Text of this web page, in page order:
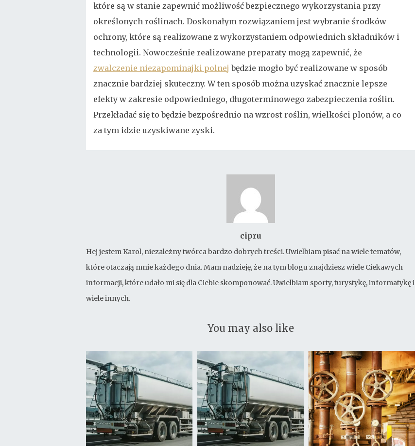
które są w stanie zapewnić możliwość bezpiecznego wykorzystania przy
określonych roślinach. Doskonałym rozwiązaniem jest wybranie środków
ochrony, które są realizowane z wykorzystaniem odpowiednich składników i
technologii. Nowocześnie realizowane preparaty mogą zapewnić, że
zwalczenie niezapominajki polnej będzie mogło być realizowane w sposób
znacznie bardziej skuteczny. W ten sposób można uzyskać znacznie lepsze
efekty w zakresie odpowiedniego, długoterminowego zabezpieczenia roślin.
Przekładać się to będzie bezpośrednio na wzrost roślin, wielkości plonów, a co
za tym idzie uzyskiwane zyski.
cipru
Hej jestem Karol, niezależny twórca bardzo dobrych treści. Uwielbiam pisać na wiele tematów,
które otaczają mnie każdego dnia. Mam nadzieję, że na tym blogu znajdziesz wiele Ciekawych
informacji, które udało mi się dla Ciebie skomponować. Uwielbiam sporty, turystykę, informatykę i
wiele innych.
You may also like